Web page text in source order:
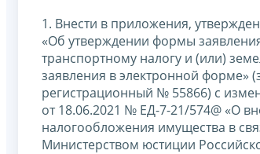
1. Внести в приложения,
«Об утверждении формы
транспортному налогу и (или)
заявления в электронной форме»
регистрационный № 55866) с
от 18.06.2021 № ЕД-7-21/574@ «О
налогообложения имущества в
Министерством юстиции